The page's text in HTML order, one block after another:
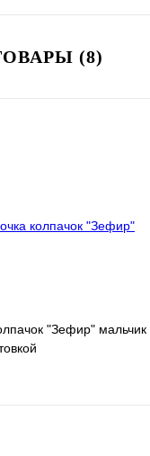
(8)
"Зефир" мальчик